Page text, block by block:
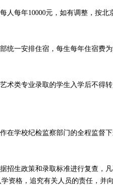
每年10000元，如有调整，按北
一安排住宿，每生每年住宿费为
类专业录取的学生入学后不得转
学校纪检监察部门的全程监督下
生政策和录取标准进行复查，凡
资格，追究有关人员的责任，并